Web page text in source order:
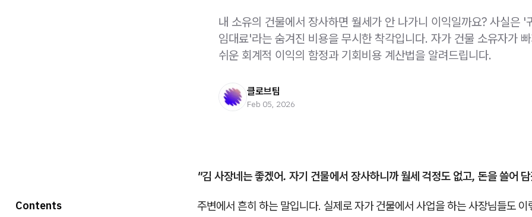
내 소유의 건물에서 장사하면 월세가 안 나가니 이익일까요? 사실은 '
임대료'라는 숨겨진 비용을 무시한 착각입니다. 자가 건물 소유자가
쉬운 회계적 이익의 함정과 기회비용 계산법을 알려드립니다.
클로브팀
Feb 05, 2026
"김 사장네는 좋겠어. 자기 건물에서 장사하니까 월세 걱정도 없고, 돈을 쓸어
주변에서 흔히 하는 말입니다. 실제로 자가 건물에서 사업을 하는 사장님들도 이
Contents